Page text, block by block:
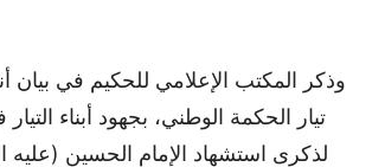
وذكر المكتب الإعلامي للحكيم في بيان
تيار الحكمة الوطني، بجهود أبناء
لذكرى استشهاد الإمام الحسين (عليه